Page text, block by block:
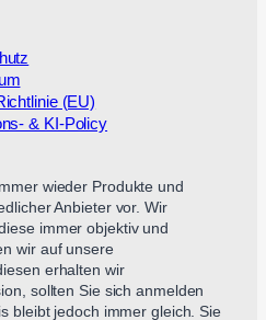
(EU)
& KI-Policy
wieder Produkte und
Anbieter vor. Wir
immer objektiv und
wir auf unsere
erhalten wir
sollten Sie sich anmelden
bleibt jedoch immer gleich. Sie